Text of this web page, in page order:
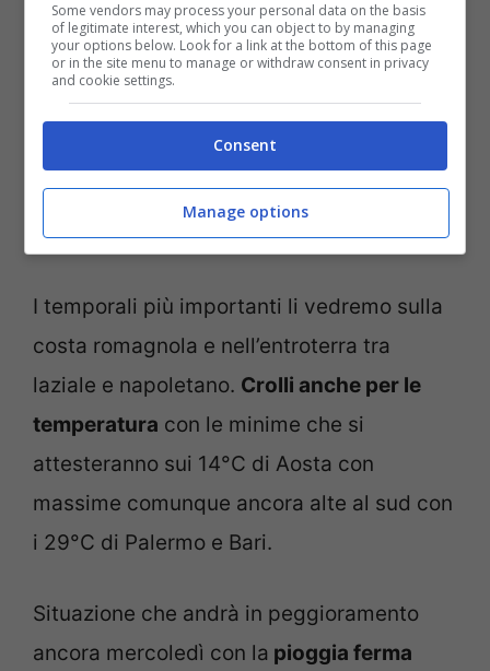
Meteo Italia, cambiamento in atto questa settimana
(Notizie.com)
I temporali più importanti li vedremo sulla
costa romagnola e nell’entroterra tra
laziale e napoletano. Crolli anche per le
temperatura con le minime che si
attesteranno sui 14°C di Aosta con
massime comunque ancora alte al sud con
i 29°C di Palermo e Bari.
Situazione che andrà in peggioramento
ancora mercoledì con la pioggia ferma
Some vendors may process your personal data on the basis
of legitimate interest, which you can object to by managing
your options below. Look for a link at the bottom of this page
or in the site menu to manage or withdraw consent in privacy
and cookie settings.
Consent
Manage options